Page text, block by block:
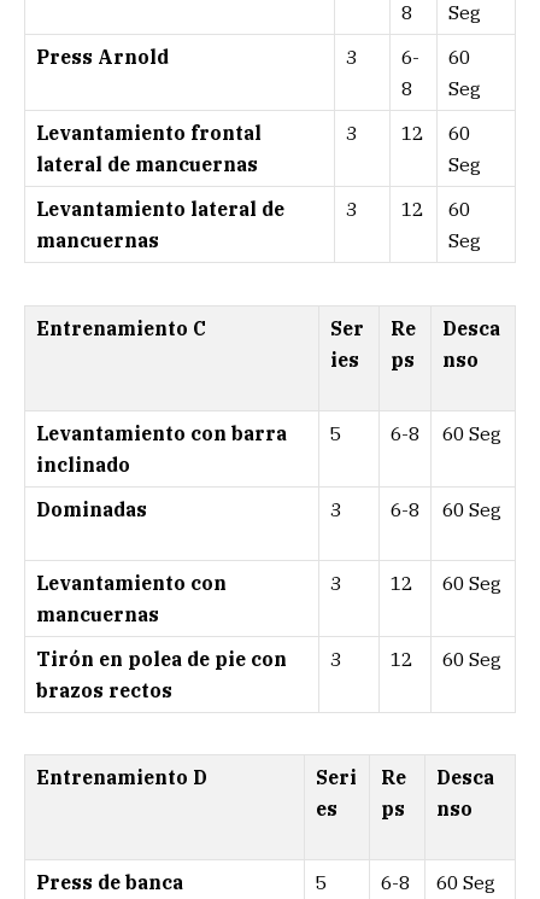
8
Seg
Press Arnold
3
6-
8
60
Seg
Levantamiento frontal
lateral de mancuernas
3 12
60
Seg
Levantamiento lateral de
mancuernas
3 12
60
Seg
Entrenamiento C
Ser
ies
Re
ps
Desca
nso
Levantamiento con barra
inclinado
5 6-8 60 Seg
Dominadas 3 6-8 60 Seg
Levantamiento con
mancuernas
3 12 60 Seg
Tirón en polea de pie con
brazos rectos
3 12 60 Seg
Entrenamiento D
Seri
es
Re
ps
Desca
nso
Press de banca 5 6-8 60 Seg